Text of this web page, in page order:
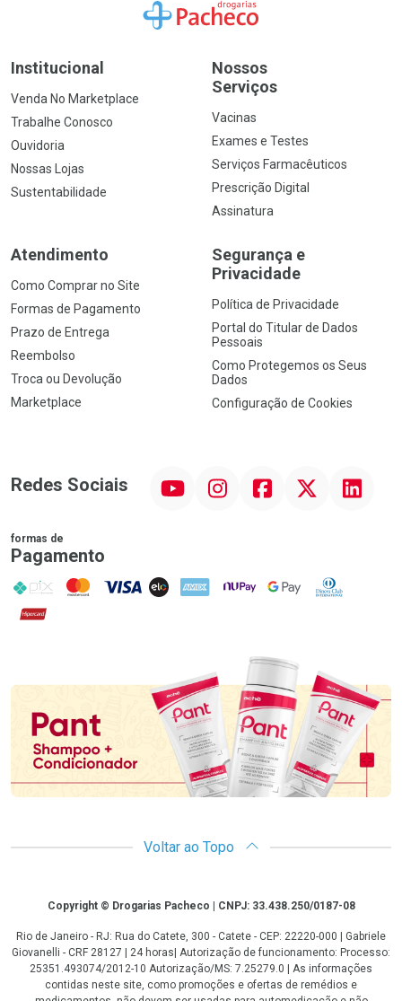
Ir para a Home
Institucional
Venda No Marketplace
Trabalhe Conosco
Ouvidoria
Nossas Lojas
Sustentabilidade
Nossos
Serviços
Vacinas
Exames e Testes
Serviços Farmacêuticos
Prescrição Digital
Assinatura
Atendimento
Como Comprar no Site
Formas de Pagamento
Prazo de Entrega
Reembolso
Troca ou Devolução
Marketplace
Segurança e
Privacidade
Política de Privacidade
Portal do Titular de Dados
Pessoais
Como Protegemos os Seus
Dados
Configuração de Cookies
Redes Sociais InstagramFacebook Linkedin
formas de
Pagamento
PIX MasterCard
VISA ELO AMEX NuPay Google PayDiners Club
Hipercard
Promoção em Destaque
Voltar ao Topo
CopyrightCopyright © Drogarias Pacheco | CNPJ: 33.438.250/0187-08
Rio de Janeiro - RJ: Rua do Catete, 300 - Catete - CEP: 22220-000 | Gabriele
Giovanelli - CRF 28127 | 24 horas| Autorização de funcionamento: Processo:
25351.493074/2012-10 Autorização/MS: 7.25279.0 | As informações
contidas neste site, como promoções e ofertas de remédios e